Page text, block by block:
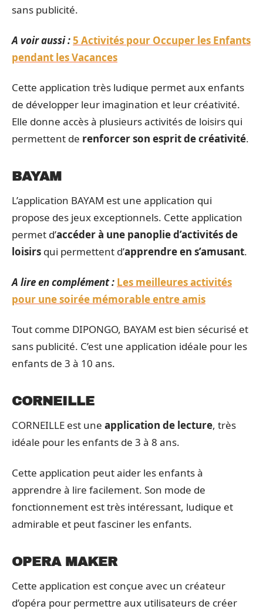
sans publicité.
A voir aussi :5 Activités pour Occuper les Enfants
pendant les Vacances
Cette application très ludique permet aux enfants
de développer leur imagination et leur créativité.
Elle donne accès à plusieurs activités de loisirs qui
permettent de renforcer son esprit de créativité.
BAYAM
L’application BAYAM est une application qui
propose des jeux exceptionnels. Cette application
permet d’accéder à une panoplie d’activités de
loisirs qui permettent d’apprendre en s’amusant.
A lire en complément : Les meilleures activités
pour une soirée mémorable entre amis
Tout comme DIPONGO, BAYAM est bien sécurisé et
sans publicité. C’est une application idéale pour les
enfants de 3 à 10 ans.
CORNEILLE
CORNEILLE est une application de lecture, très
idéale pour les enfants de 3 à 8 ans.
Cette application peut aider les enfants à
apprendre à lire facilement. Son mode de
fonctionnement est très intéressant, ludique et
admirable et peut fasciner les enfants.
OPERA MAKER
Cette application est conçue avec un créateur
d’opéra pour permettre aux utilisateurs de créer